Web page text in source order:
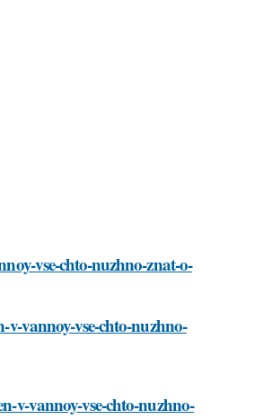
vse-chto-nuzhno-znat-o-
vannoy-vse-chto-nuzhno-
v-vannoy-vse-chto-nuzhno-